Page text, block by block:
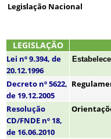
Legislação Nacional
LEGISLAÇÃO
Lei nº 9.394, de
20.12.1996
Decreto nº 5622,
de 19.12.2005
Resolução
CD/FNDE nº 18,
de 16.06.2010